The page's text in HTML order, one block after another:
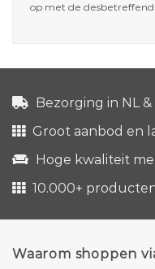
op met de
Bezorging in NL &
Groot aanbod en
Hoge kwaliteit
10.000+
Waarom shoppen